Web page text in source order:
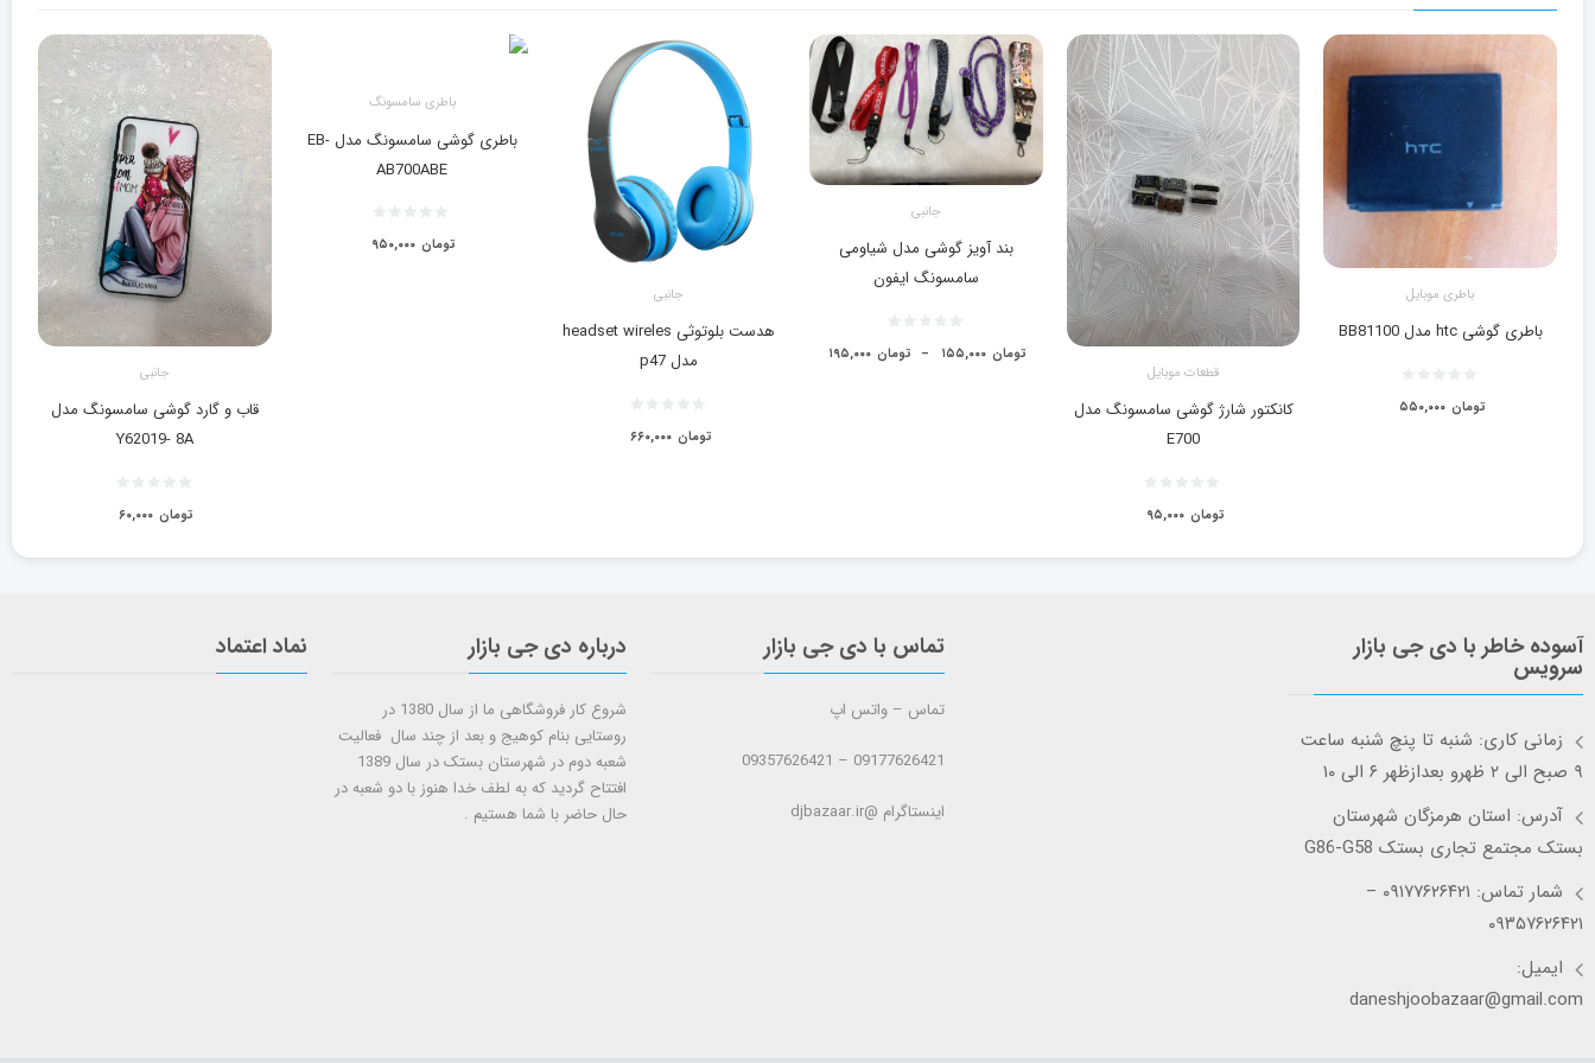
باطری موبایل
باطری گوشی htc مدل BB81100
۵۵۰,۰۰۰ تومان
قطعات موبایل
کانکتور شارژ گوشی سامسونگ مدل
E700
۹۵,۰۰۰ تومان
جانبی
بند آویز گوشی مدل شیاومی
سامسونگ ایفون
۱۹۵,۰۰۰ تومان – ۱۵۵,۰۰۰ تومان
جانبی
هدست بلوتوثی headset wireles
مدل p47
۶۶۰,۰۰۰ تومان
باطری سامسونگ
باطری گوشی سامسونگ مدل EB-
AB700ABE
۹۵۰,۰۰۰ تومان
جانبی
قاب و گارد گوشی سامسونگ مدل
Y62019- 8A
۶۰,۰۰۰ تومان
آسوده خاطر با دی جی بازار
سرویس
زمانی کاری: شنبه تا پنچ شنبه ساعت
۹ صبح الی ۲ ظهرو بعدازظهر ۶ الی ۱۰
آدرس: استان هرمزگان شهرستان
بستک مجتمع تجاری بستک G86-G58
شمار تماس: ۰۹۱۷۷۶۲۶۴۲۱ –
۰۹۳۵۷۶۲۶۴۲۱
ایمیل:
daneshjoobazaar@gmail.com
تماس با دی جی بازار
تماس – واتس اپ
09177626421 – 09357626421
اینستاگرام @djbazaar.ir
درباره دی جی بازار
شروع کار فروشگاهی ما از سال 1380 در
روستایی بنام کوهیج و بعد از چند سال فعالیت
شعبه دوم در شهرستان بستک در سال 1389
افتتاح گردید که به لطف خدا هنوز با دو شعبه در
حال حاضر با شما هستيم .
نماد اعتماد